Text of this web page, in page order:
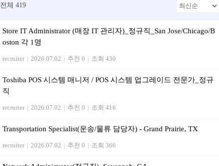
전체 419
Store IT Administrator (매장 IT 관리자)_정규직_San Jose/Chicago/B
oston 각 1명
recruiter | 2026.07.02 | 추천 0 | 조회 430
Toshiba POS 시스템 매니저 / POS 시스템 업그레이드 전문가_정규
직
recruiter | 2026.07.02 | 추천 0 | 조회 416
Transportation Specialist(운송/물류 담당자) - Grand Prairie, TX
recruiter | 2026.07.02 | 추천 0 | 조회 366